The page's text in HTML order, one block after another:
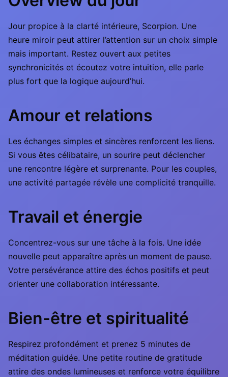
Jour propice à la clarté intérieure, Scorpion. Une
heure miroir peut attirer l’attention sur un choix simple
mais important. Restez ouvert aux petites
synchronicités et écoutez votre intuition, elle parle
plus fort que la logique aujourd’hui.
Amour et relations
Les échanges simples et sincères renforcent les liens.
Si vous êtes célibataire, un sourire peut déclencher
une rencontre légère et surprenante. Pour les couples,
une activité partagée révèle une complicité tranquille.
Travail et énergie
Concentrez-vous sur une tâche à la fois. Une idée
nouvelle peut apparaître après un moment de pause.
Votre persévérance attire des échos positifs et peut
orienter une collaboration intéressante.
Bien-être et spiritualité
Respirez profondément et prenez 5 minutes de
méditation guidée. Une petite routine de gratitude
attire des ondes lumineuses et renforce votre équilibre